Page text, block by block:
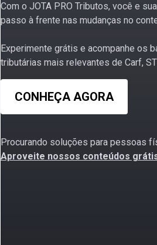
Com o JOTA PRO Tributos, você e
passo à frente nas mudanças no
Experimente grátis e acompanhe os
tributárias mais relevantes de Carf,
CONHEÇA AGORA
Procurando soluções para pessoas
Aproveite nossos conteúdos